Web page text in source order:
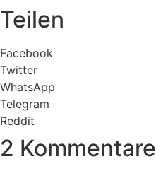
Teilen
Facebook
Twitter
WhatsApp
Telegram
Reddit
2 Kommentare